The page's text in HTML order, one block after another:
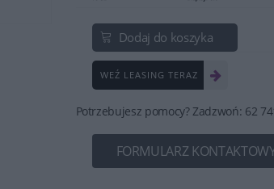
Dodaj do koszyka
WEŹ LEASING TERAZ
Potrzebujesz pomocy? Zadzwoń: 62
FORMULARZ